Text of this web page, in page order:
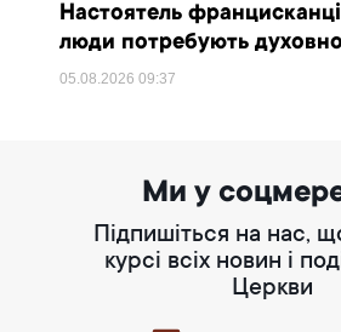
Настоятель
люди потребують
05.08.202609:37
Ми у
Підпишіться на нас,
курсі всіх новин і
Церкви